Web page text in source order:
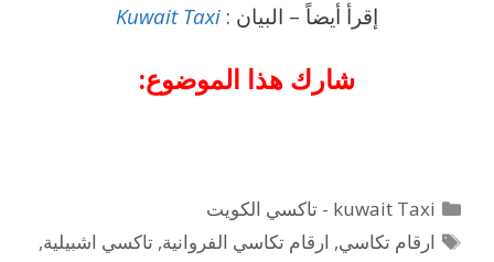
إقرأ أيضاً – البيان : Kuwait Taxi
شارك هذا الموضوع:
التصنيفات
kuwait Taxi - تاكسي الكويت
الوسوم
ارقام تكاسي, ارقام تكاسي الفروانية,تاكسي اشبيلية,